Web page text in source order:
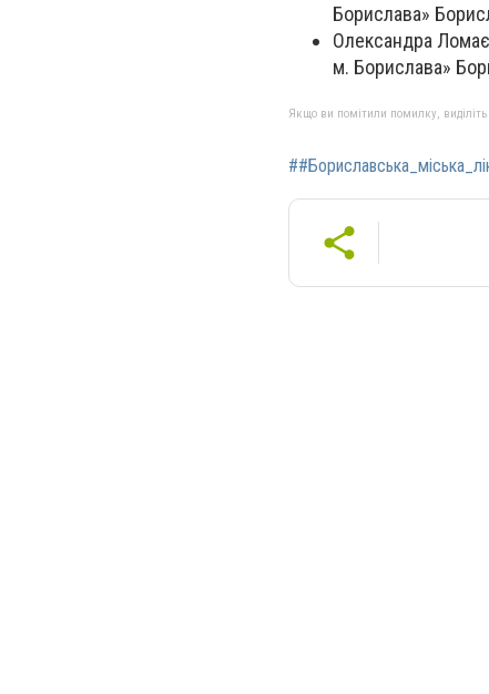
Борислава»
Олександра
м. Борислава»
Якщо ви помітили помилку, виділіть